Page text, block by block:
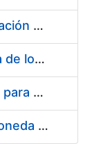
Servicio de Calibración y Verificación Externa de los Equipos de Medición del Servicio de Prevención de la FNMT-RCM
Conexión mediante Fibra Óptica de los Centros de Proceso de Datos (CPDs) de las sedes de la FNMT-RCM de Burgos y Madrid
Contratación de acuerdo marco para el Suministro de Material de Electricidad para la Fábrica Nacional de Moneda y Timbre-Real Casa de la Moneda en su centro de trabajo de Burgos
Suministro de estuches para moneda de 30 €